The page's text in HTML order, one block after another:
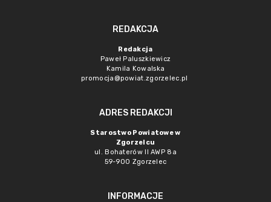
REDAKCJA
Redakcja
Paweł Paluszkiewicz
Kamila Kowalska
promocja@powiat.zgorzelec.pl
ADRES REDAKCJI
Starostwo Powiatowe w
Zgorzelcu
ul. Bohaterów II AWP 8a
59-900 Zgorzelec
INFORMACJE